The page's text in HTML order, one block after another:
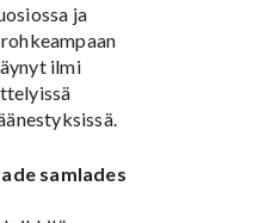
ja
ilmi
samlades